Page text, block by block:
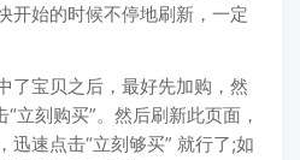
开始的时候不停地刷新，一定
了宝贝之后，最好先加购，然
立刻购买”。然后刷新此页面，
迅速点击“立刻够买” 就行了;如